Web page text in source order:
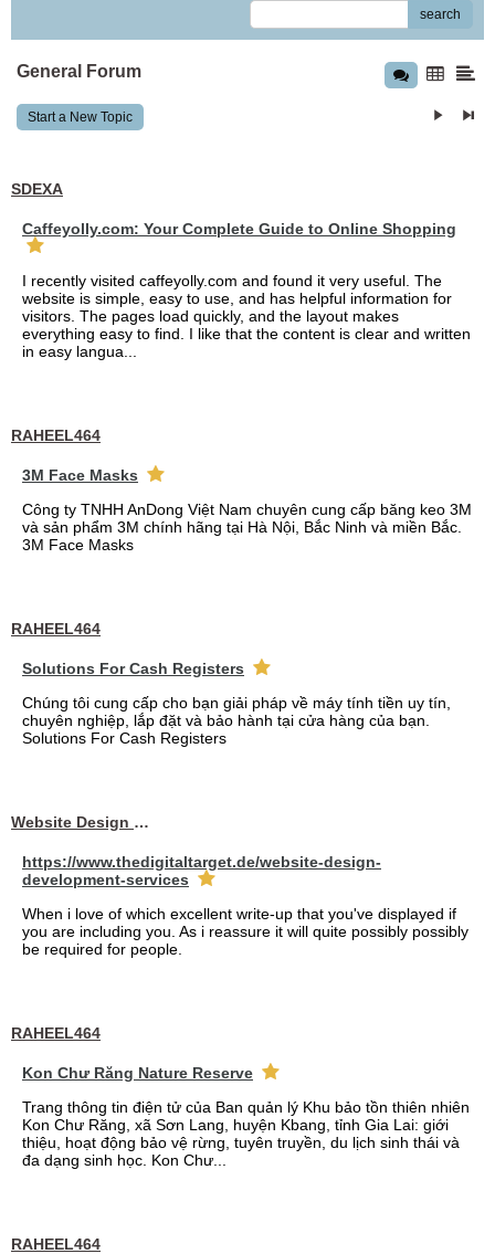
search
General Forum
Start a New Topic
SDEXA
Caffeyolly.com: Your Complete Guide to Online Shopping
I recently visited caffeyolly.com and found it very useful. The
website is simple, easy to use, and has helpful information for
visitors. The pages load quickly, and the layout makes
everything easy to find. I like that the content is clear and written
in easy langua...
RAHEEL464
3M Face Masks
Công ty TNHH AnDong Việt Nam chuyên cung cấp băng keo 3M
và sản phẩm 3M chính hãng tại Hà Nội, Bắc Ninh và miền Bắc.
3M Face Masks
RAHEEL464
Solutions For Cash Registers
Chúng tôi cung cấp cho bạn giải pháp về máy tính tiền uy tín,
chuyên nghiệp, lắp đặt và bảo hành tại cửa hàng của bạn.
Solutions For Cash Registers
Website Design Services berin
https://www.thedigitaltarget.de/website-design-
development-services
When i love of which excellent write-up that you've displayed if
you are including you. As i reassure it will quite possibly possibly
be required for people.
RAHEEL464
Kon Chư Răng Nature Reserve
Trang thông tin điện tử của Ban quản lý Khu bảo tồn thiên nhiên
Kon Chư Răng, xã Sơn Lang, huyện Kbang, tỉnh Gia Lai: giới
thiệu, hoạt động bảo vệ rừng, tuyên truyền, du lịch sinh thái và
đa dạng sinh học. Kon Chư...
RAHEEL464